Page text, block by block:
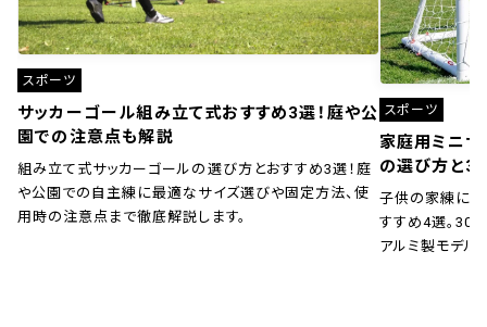
スポーツ
サッカーゴール組み立て式おすすめ3選！庭や公
園での注意点も解説
組み立て式サッカーゴールの選び方とおすすめ3選！庭
や公園での自主練に最適なサイズ選びや固定方法、使
用時の注意点まで徹底解説します。
スポーツ
家庭用ミニサ
の選び方と
子供の家練に！
すすめ4選。30
アルミ製モデル